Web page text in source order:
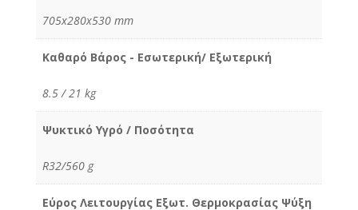
705x280x530 mm
Καθαρό Βάρος - Εσωτερική/ Εξωτερική
8.5 / 21 kg
Ψυκτικό Υγρό / Ποσότητα
R32/560 g
Εύρος Λειτουργίας Εξωτ. Θερμοκρασίας Ψύξη